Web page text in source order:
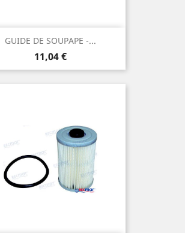
GUIDE DE SOUPAPE -...
Prix
11,04 €